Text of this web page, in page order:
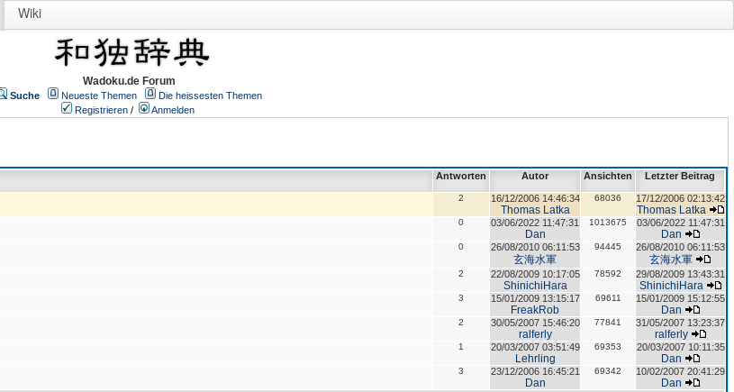
Wiki
Wadoku.de Forum
Suche Neueste Themen
Die heissesten Themen
Registrieren / Anmelden
Antworten Autor Ansichten Letzter Beitrag
2 16/12/2006 14:46:34
Thomas Latka
68036 17/12/2006 02:13:42
Thomas Latka
0 03/06/2022 11:47:31
Dan
1013675 03/06/2022 11:47:31
Dan
0 26/08/2010 06:11:53
玄海水軍
94445 26/08/2010 06:11:53
玄海水軍
2 22/08/2009 10:17:05
ShinichiHara
78592 29/08/2009 13:43:31
ShinichiHara
3 15/01/2009 13:15:17
FreakRob
69611 15/01/2009 15:12:55
Dan
2 30/05/2007 15:46:20
ralferly
77841 31/05/2007 13:23:37
ralferly
1 20/03/2007 03:51:49
Lehrling
69353 20/03/2007 10:11:35
Dan
3 23/12/2006 16:45:21
Dan
69342 10/02/2007 20:41:29
Dan